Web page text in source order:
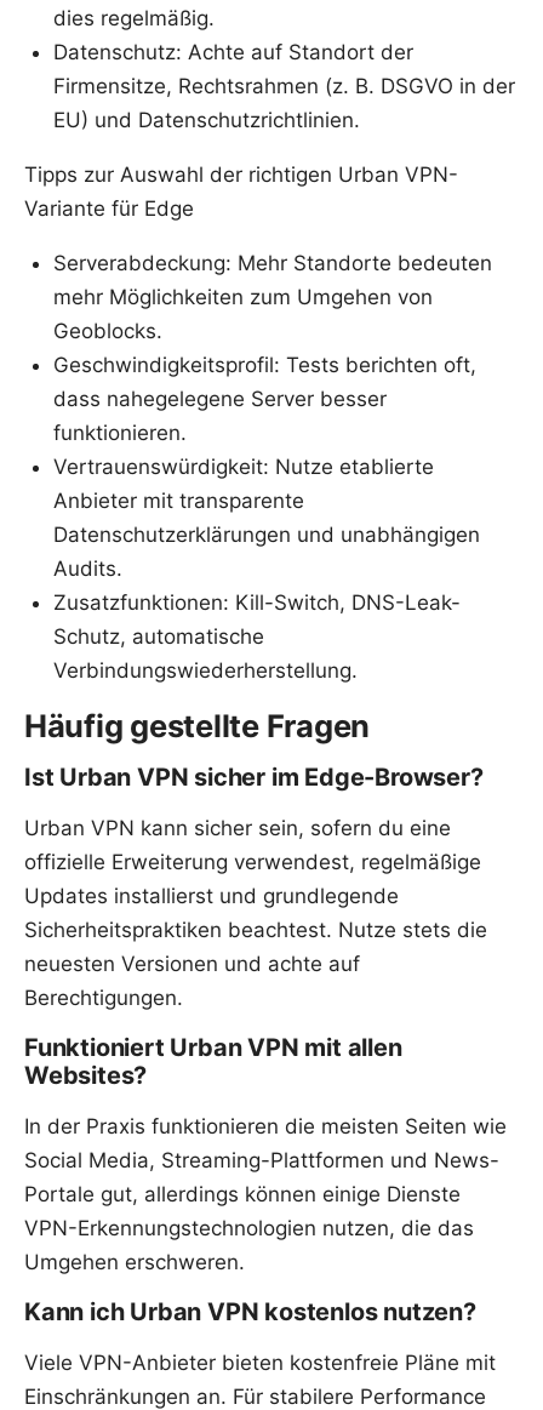
dies regelmäßig.
Datenschutz: Achte auf Standort der
Firmensitze, Rechtsrahmen (z. B. DSGVO in der
EU) und Datenschutzrichtlinien.
Tipps zur Auswahl der richtigen Urban VPN-
Variante für Edge
Serverabdeckung: Mehr Standorte bedeuten
mehr Möglichkeiten zum Umgehen von
Geoblocks.
Geschwindigkeitsprofil: Tests berichten oft,
dass nahegelegene Server besser
funktionieren.
Vertrauenswürdigkeit: Nutze etablierte
Anbieter mit transparente
Datenschutzerklärungen und unabhängigen
Audits.
Zusatzfunktionen: Kill-Switch, DNS-Leak-
Schutz, automatische
Verbindungswiederherstellung.
Häufig gestellte Fragen
Ist Urban VPN sicher im Edge-Browser?
Urban VPN kann sicher sein, sofern du eine
offizielle Erweiterung verwendest, regelmäßige
Updates installierst und grundlegende
Sicherheitspraktiken beachtest. Nutze stets die
neuesten Versionen und achte auf
Berechtigungen.
Funktioniert Urban VPN mit allen
Websites?
In der Praxis funktionieren die meisten Seiten wie
Social Media, Streaming-Plattformen und News-
Portale gut, allerdings können einige Dienste
VPN-Erkennungstechnologien nutzen, die das
Umgehen erschweren.
Kann ich Urban VPN kostenlos nutzen?
Viele VPN-Anbieter bieten kostenfreie Pläne mit
Einschränkungen an. Für stabilere Performance